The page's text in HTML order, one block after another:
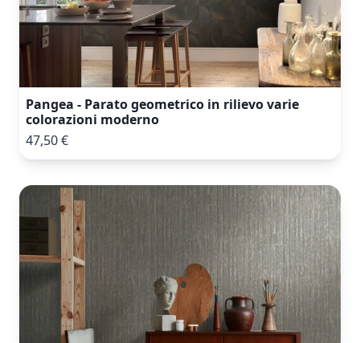
Pangea - Parato geometrico in rilievo varie
colorazioni moderno
47,50 €